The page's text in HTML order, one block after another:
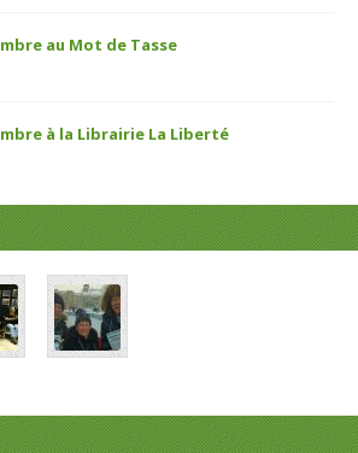
au Mot de Tasse
à la Librairie La Liberté